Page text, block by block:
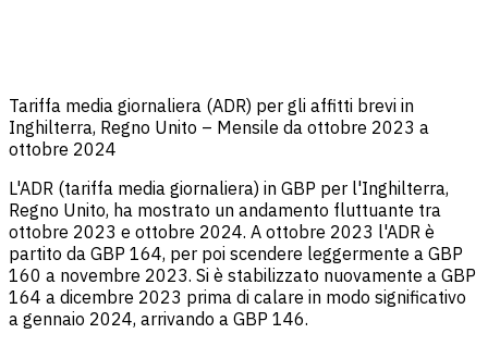
Tariffa media giornaliera (ADR) per gli affitti brevi in
Inghilterra, Regno Unito – Mensile da ottobre 2023 a
ottobre 2024
L'ADR (tariffa media giornaliera) in GBP per l'Inghilterra,
Regno Unito, ha mostrato un andamento fluttuante tra
ottobre 2023 e ottobre 2024. A ottobre 2023 l'ADR è
partito da GBP 164, per poi scendere leggermente a GBP
160 a novembre 2023. Si è stabilizzato nuovamente a GBP
164 a dicembre 2023 prima di calare in modo significativo
a gennaio 2024, arrivando a GBP 146.